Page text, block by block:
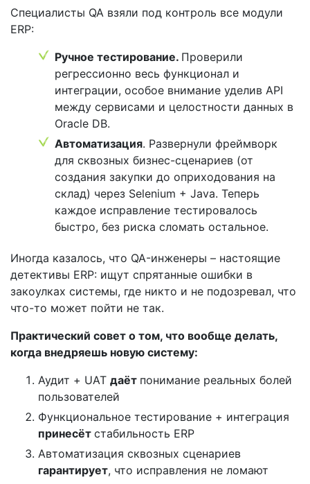
Специалисты QA взяли под контроль все модули
ERP:
Ручное тестирование. Проверили
регрессионно весь функционал и
интеграции, особое внимание уделив API
между сервисами и целостности данных в
Oracle DB.
Автоматизация. Развернули фреймворк
для сквозных бизнес-сценариев (от
создания закупки до оприходования на
склад) через Selenium + Java. Теперь
каждое исправление тестировалось
быстро, без риска сломать остальное.
Иногда казалось, что QA-инженеры – настоящие
детективы ERP: ищут спрятанные ошибки в
закоулках системы, где никто и не подозревал, что
что-то может пойти не так.
Практический совет о том, что вообще делать,
когда внедряешь новую систему:
Аудит + UAT даёт понимание реальных болей
пользователей
Функциональное тестирование + интеграция
принесёт стабильность ERP
Автоматизация сквозных сценариев
гарантирует, что исправления не ломают